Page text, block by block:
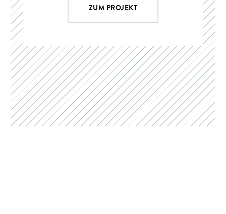
ZUM PROJEKT